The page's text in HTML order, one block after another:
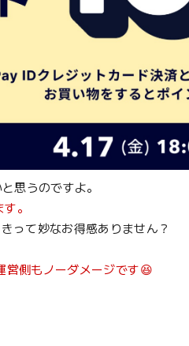
思うのですよ。
。
って妙なお得感ありません？
営側もノーダメージです😆